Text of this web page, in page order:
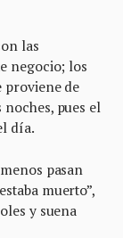
las
negocio; los
proviene de
pues el
día.
pasan
muerto”,
y suena